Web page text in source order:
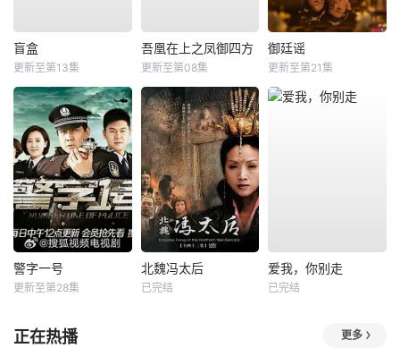
盲盒
更新至第13集
吾凰在上之凤御四方
更新至第08集
御廷谣
更新至第21集
警字一号
更新至第28集
北魏冯太后
已完结
爱我，你别走
已完结
正在热播 更多